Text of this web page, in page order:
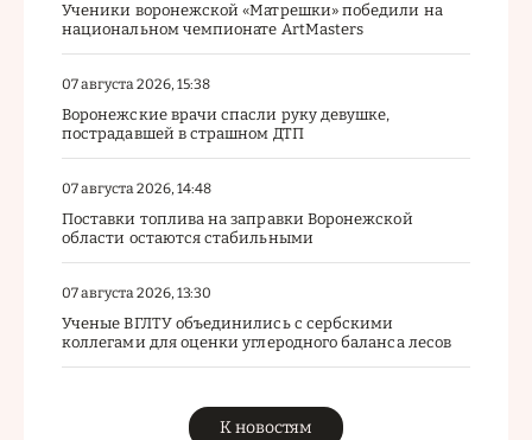
Ученики воронежской «Матрешки» победили на
национальном чемпионате ArtMasters
07 августа 2026, 15:38
Воронежские врачи спасли руку девушке,
пострадавшей в страшном ДТП
07 августа 2026, 14:48
Поставки топлива на заправки Воронежской
области остаются стабильными
07 августа 2026, 13:30
Ученые ВГЛТУ объединились с сербскими
коллегами для оценки углеродного баланса лесов
К новостям